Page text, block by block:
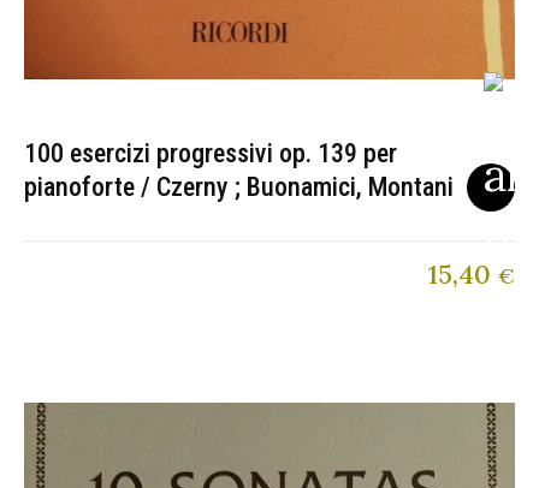
100 esercizi progressivi op. 139 per
pianoforte / Czerny ; Buonamici, Montani
15,40 €